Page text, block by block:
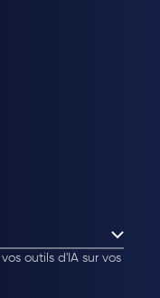
outils d'IA sur vos